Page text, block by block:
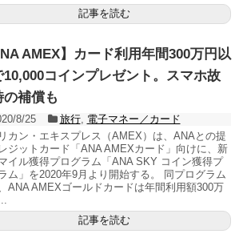
記事を読む
AMEX】カード利用年間300万円以
10,000コインプレゼント。スマホ故
の補償も
8/25 旅行, 電子マネー／カード
カン・エキスプレス（AMEX）は、ANAとの提
ジットカード「ANA AMEXカード」向けに、新
イル獲得プログラム「ANA SKY コイン獲得プ
ム」を2020年9月より開始する。 同プログラム
ANA AMEXゴールドカードは年間利用額300万
記事を読む